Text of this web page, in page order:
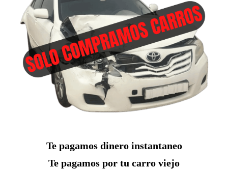
Te pagamos dinero instantaneo
Te pagamos por tu carro viejo